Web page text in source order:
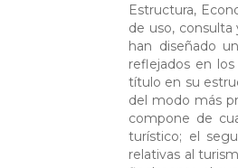
Estructura,
de uso, consulta
han diseñado
reflejados en
título en su
del modo más
compone de
turístico; el
relativas al